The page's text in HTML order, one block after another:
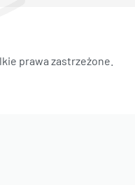
prawa zastrzeżone.